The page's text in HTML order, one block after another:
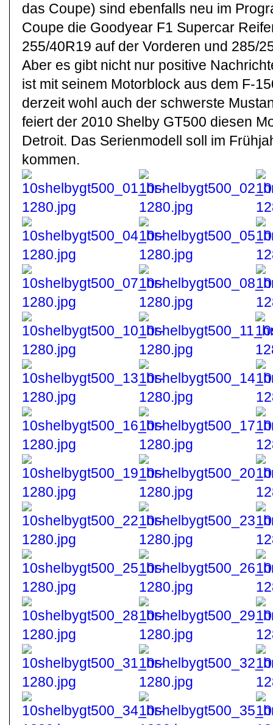
das Coupe) sind ebenfalls neu im
Coupe die Goodyear F1 Supercar
255/40R19 auf der Vorderen und 285/
Aber es gibt nicht nur positive
ist mit seinem Motorblock aus dem F-
derzeit wohl auch der schwerste
feiert der 2010 Shelby GT500 diesen
Detroit. Das Serienmodell soll im
kommen.